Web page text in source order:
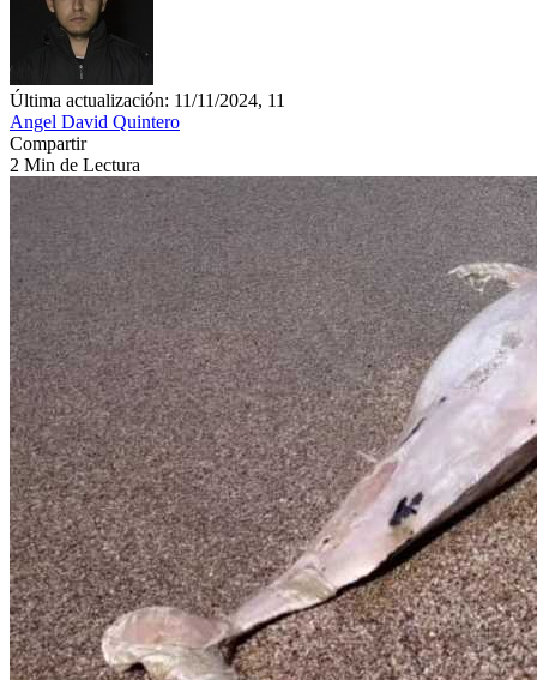
Última actualización: 11/11/2024, 11
Angel David Quintero
Compartir
2 Min de Lectura